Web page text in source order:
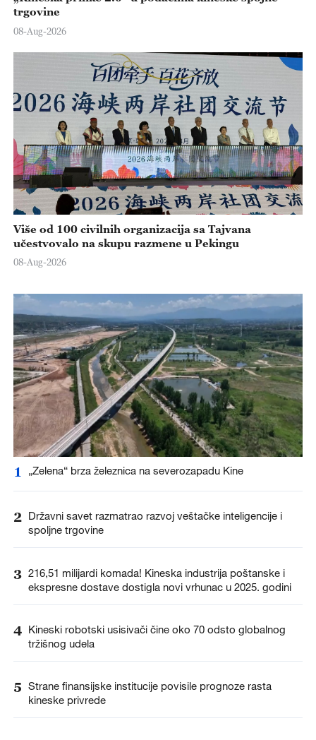
trgovine
08-Aug-2026
Više od 100 civilnih organizacija sa Tajvana
učestvovalo na skupu razmene u Pekingu
08-Aug-2026
1 „Zelena“ brza železnica na severozapadu Kine
2 Državni savet razmatrao razvoj veštačke inteligencije i
spoljne trgovine
3 216,51 milijardi komada! Kineska industrija poštanske i
ekspresne dostave dostigla novi vrhunac u 2025. godini
4 Kineski robotski usisivači čine oko 70 odsto globalnog
tržišnog udela
5 Strane finansijske institucije povisile prognoze rasta
kineske privrede